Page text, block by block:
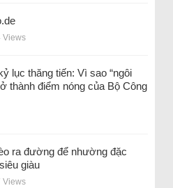
Views
lục thăng tiến: Vì sao “ngôi
thành điểm nóng của Bộ Công
ra đường để nhường đặc
giàu
Views